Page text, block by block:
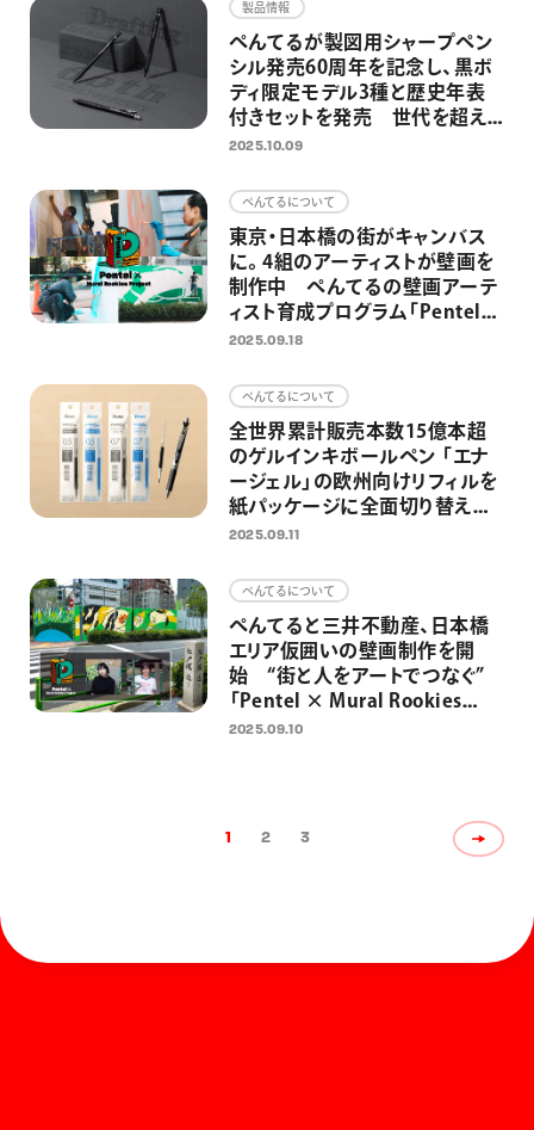
製品情報
ぺんてるが製図用シャープペン
シル発売60周年を記念し、黒ボ
ディ限定モデル3種と歴史年表
付きセットを発売 世代を超え
て、学生からアーティストに愛さ
2025.10.09
ぺんてるについて
東京・日本橋の街がキャンバス
に。4組のアーティストが壁画を
制作中 ぺんてるの壁画アーテ
ィスト育成プログラム「Pentel
× Mural Rookies Project」第2
2025.09.18
ぺんてるについて
全世界累計販売本数15億本超
のゲルインキボールペン 「エナ
ージェル」の欧州向けリフィルを
紙パッケージに全面切り替え
プラスチック使用量約40％削減
2025.09.11
ぺんてるについて
ぺんてると三井不動産、日本橋
エリア仮囲いの壁画制作を開
始 “街と人をアートでつなぐ”
「Pentel × Mural Rookies
Project 2025」
2025.09.10
1 2 3